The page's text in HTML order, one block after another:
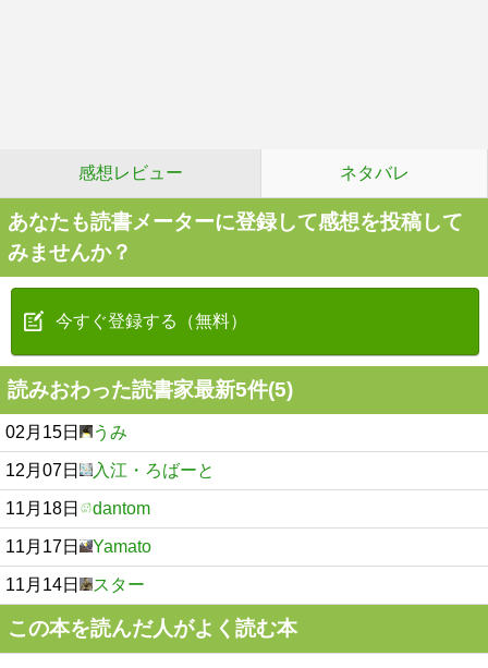
感想レビュー ネタバレ
あなたも読書メーターに登録して感想を投稿して
みませんか？
今すぐ登録する（無料）
読みおわった読書家最新5件(5)
02月15日 うみ
12月07日 入江・ろばーと
11月18日 dantom
11月17日 Yamato
11月14日 スター
この本を読んだ人がよく読む本